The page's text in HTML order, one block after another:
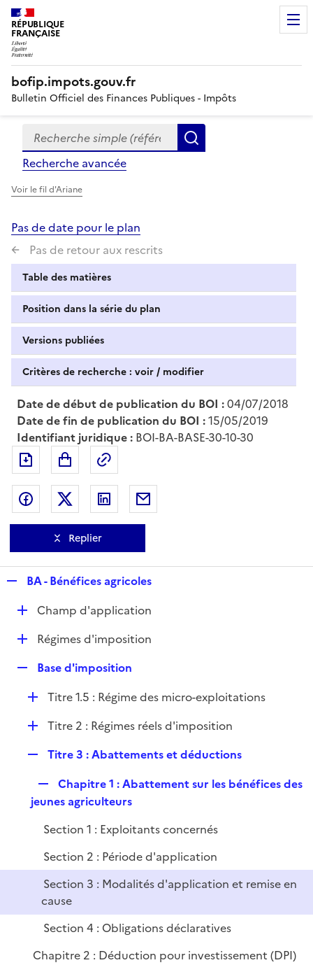
RÉPUBLIQUE
FRANÇAISE
bofip.impots.gouv.fr
Bulletin Officiel des Finances Publiques - Impôts
Formulaire
de
recherche
Recherche simple (références, mots clés, partie du
Recherche avancée
Voir le fil d'Ariane
Pas de date pour le plan
Pas de retour aux rescrits
Table des matières
Position dans la série du plan
Versions publiées
Critères de recherche : voir / modifier
Date de début de publication du BOI :04/07/2018
Date de fin de publication du BOI :15/05/2019
Identifiant juridique : BOI-BA-BASE-30-10-30
Exporter le document au format pdf
Partager sur Facebook
Partager sur Twitter
Partager sur LinkedIn
Replier
p
l
i
e
BA - Bénéfices agricoles
D
e
Champ d'application
D
l
i
e
Régimes d'imposition
p
l
i
e
Base d'imposition
D
e
r
Titre 1.5 : Régime des micro-exploitations
D
e
r
Titre 2 : Régimes réels d'imposition
p
l
e
r
Titre 3 : Abattements et déductions
e
l
e
r
Chapitre 1 : Abattement sur les bénéfices des
jeunes agriculteurs
Section 1 : Exploitants concernés
Section 2 : Période d'application
Section 3 : Modalités d'application et remise en
cause
Section 4 : Obligations déclaratives
Chapitre 2 : Déduction pour investissement (DPI)